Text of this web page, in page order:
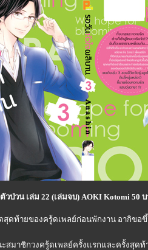
วป่วน เล่ม 22 (เล่มจบ) AOKI Kotomi 50
ดท้ายของครู้ดเพลย์ก่อนพักงาน อากิขอขึ้
สมาชิกวงครู้ดเพลย์ครั้งแรกและครั้งสุดท้